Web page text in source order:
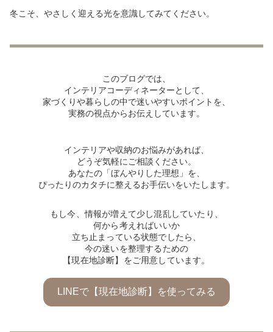
冬こそ、やさしく迎える光を意識してみてください。
このブログでは、
インテリアコーディネーターとして、
家づくりや暮らしの中で迷いやすいポイントを、
実務の視点からお伝えしています。
インテリアや収納のお悩みがあれば、
どうぞ気軽にご相談ください。
あなたの「ぼんやりした理想」を、
ぴったりのカタチに整えるお手伝いをいたします。
もし今、情報が増えて少し混乱していたり、
何から考えればいいか
立ち止まっている状態でしたら、
今の迷いを整理するための
【現在地診断】をご用意しています。
LINEで【現在地診断】を使ってみる